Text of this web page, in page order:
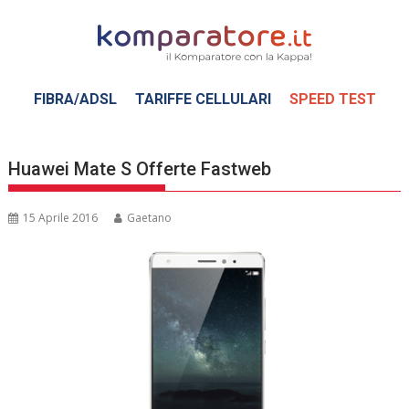
FIBRA/ADSL TARIFFE CELLULARI SPEED TEST
Huawei Mate S Offerte Fastweb
15 Aprile 2016 Gaetano